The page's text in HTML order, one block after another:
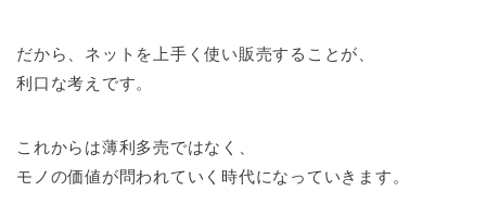
だから、ネットを上手く使い販売することが、
利口な考えです。
これからは薄利多売ではなく、
モノの価値が問われていく時代になっていきます。